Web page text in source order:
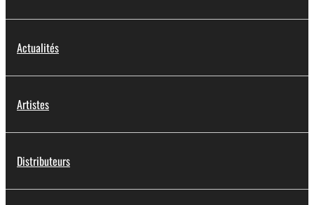
Actualités
Artistes
Distributeurs